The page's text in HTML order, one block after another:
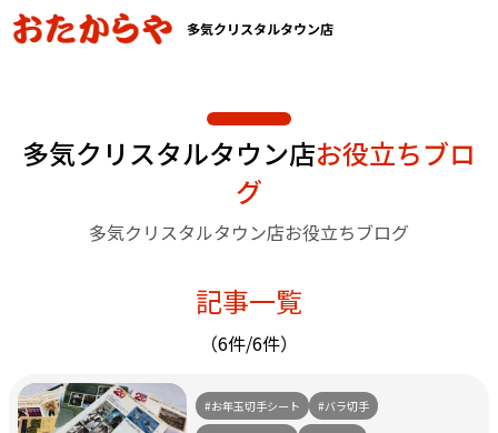
多気クリスタルタウン店
多気クリスタルタウン店お役立ちブロ
グ
多気クリスタルタウン店お役立ちブログ
記事一覧
（6件/6件）
#お年玉切手シート
#バラ切手